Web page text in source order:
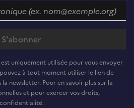
uniquement utilisée pour vous envoyer
à tout moment utiliser le lien de
newsletter. Pour en savoir plus sur la
et pour exercer vos droits,